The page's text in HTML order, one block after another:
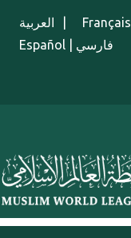
العربية
Français
Español
فارسي
menu french